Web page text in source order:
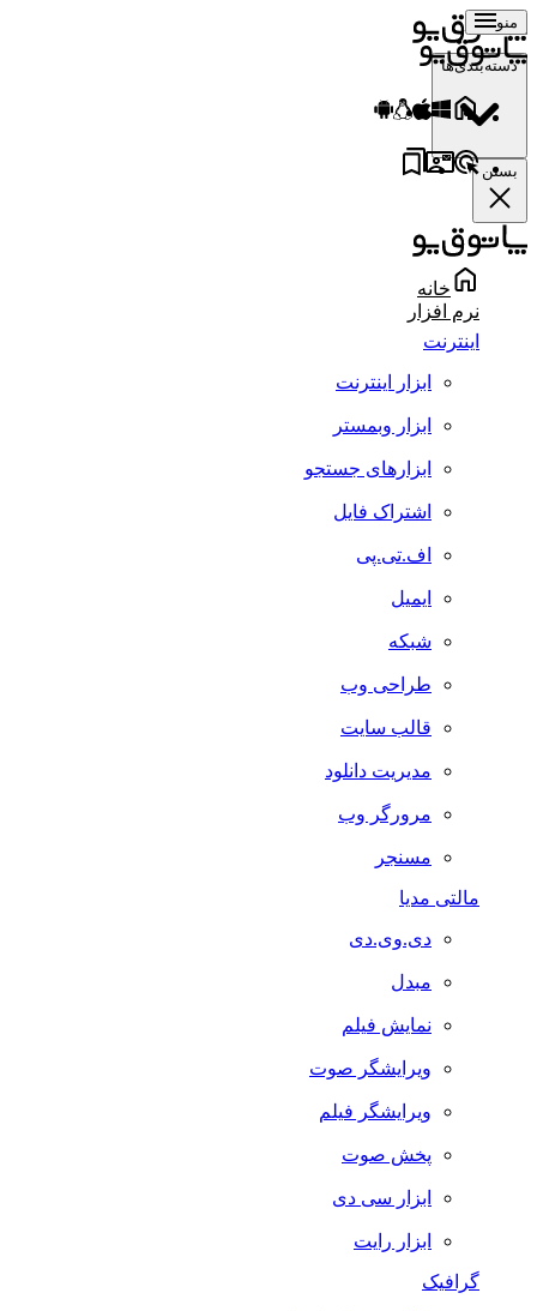
منو
دسته‌بندی‌ها
بستن
خانه
نرم افزار
اینترنت
ابزار اینترنت
ابزار وبمستر
ابزارهای جستجو
اشتراک فایل
اف.تی.پی
ایمیل
شبکه
طراحی وب
قالب سایت
مدیریت دانلود
مرورگر وب
مسنجر
مالتی مدیا
دی.وی.دی
مبدل
نمایش فیلم
ویرایشگر صوت
ویرایشگر فیلم
پخش صوت
ابزار سی دی
ابزار رایت
گرافیک